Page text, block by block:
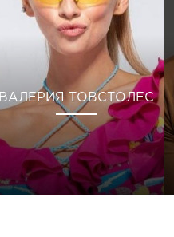
ВАЛЕРИЯ ТОВСТОЛЕС